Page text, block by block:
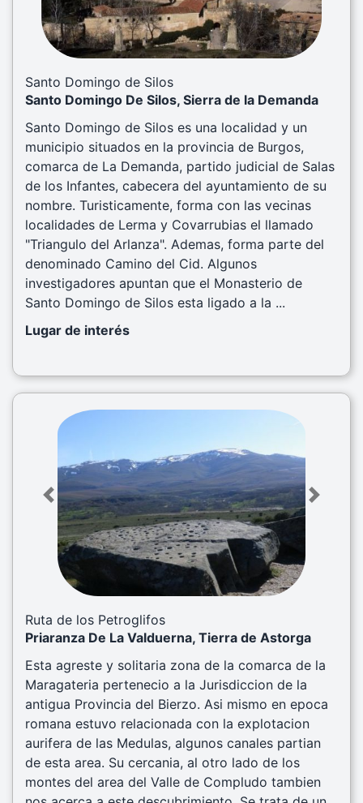
Santo Domingo de Silos
Santo Domingo De Silos, Sierra de la Demanda
Santo Domingo de Silos es una localidad y un
municipio situados en la provincia de Burgos,
comarca de La Demanda, partido judicial de Salas
de los Infantes, cabecera del ayuntamiento de su
nombre. Turisticamente, forma con las vecinas
localidades de Lerma y Covarrubias el llamado
"Triangulo del Arlanza". Ademas, forma parte del
denominado Camino del Cid. Algunos
investigadores apuntan que el Monasterio de
Santo Domingo de Silos esta ligado a la ...
Lugar de interés
Previous Next
Ruta de los Petroglifos
Priaranza De La Valduerna, Tierra de Astorga
Esta agreste y solitaria zona de la comarca de la
Maragateria pertenecio a la Jurisdiccion de la
antigua Provincia del Bierzo. Asi mismo en epoca
romana estuvo relacionada con la explotacion
aurifera de las Medulas, algunos canales partian
de esta area. Su cercania, al otro lado de los
montes del area del Valle de Compludo tambien